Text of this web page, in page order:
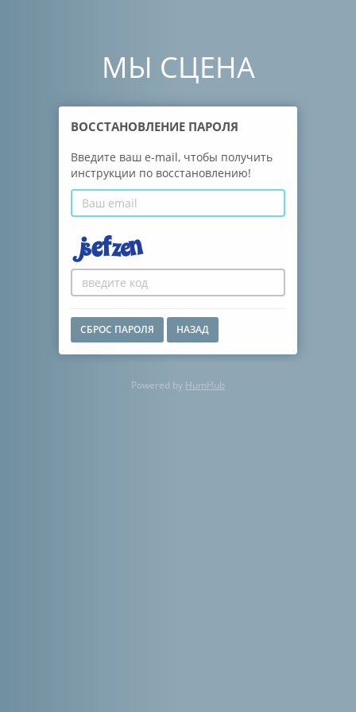
МЫ СЦЕНА
ВОССТАНОВЛЕНИЕ ПАРОЛЯ
Введите ваш e-mail, чтобы получить
инструкции по восстановлению!
СБРОС ПАРОЛЯ НАЗАД
Powered by HumHub